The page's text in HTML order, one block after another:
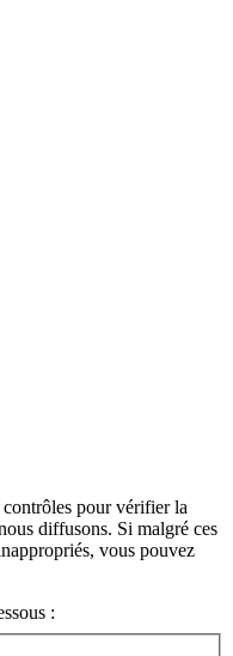
pour vérifier la
diffusons. Si malgré ces
vous pouvez
: